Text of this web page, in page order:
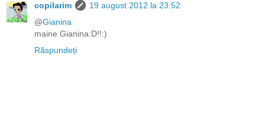
copilarim
19 august 2012 la 23:52
@Gianina
maine Gianina:D!!:)
Răspundeți